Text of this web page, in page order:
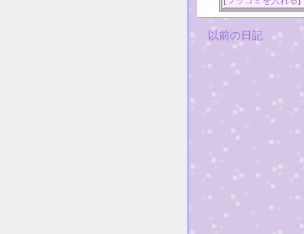
以前の日記